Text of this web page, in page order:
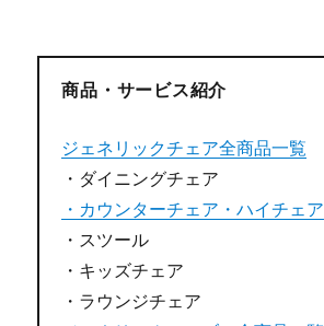
商品・サービス紹介
ジェネリックチェア全商品一覧
・ダイニングチェア
・カウンターチェア・ハイチェア
・スツール
・キッズチェア
・ラウンジチェア